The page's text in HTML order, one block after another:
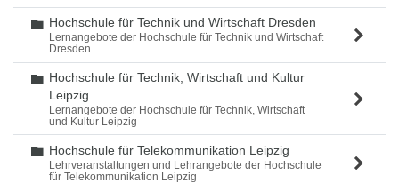
Ordner
Hochschule für Technik und Wirtschaft Dresden
Lernangebote der Hochschule für Technik und Wirtschaft
Dresden
Ordner
Hochschule für Technik, Wirtschaft und Kultur
Leipzig
Lernangebote der Hochschule für Technik, Wirtschaft
und Kultur Leipzig
Ordner
Hochschule für Telekommunikation Leipzig
Lehrveranstaltungen und Lehrangebote der Hochschule
für Telekommunikation Leipzig